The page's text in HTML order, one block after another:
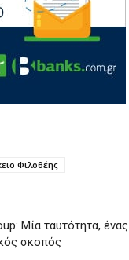
Φιλοθέης
Μία ταυτότητα, ένας
σκοπός